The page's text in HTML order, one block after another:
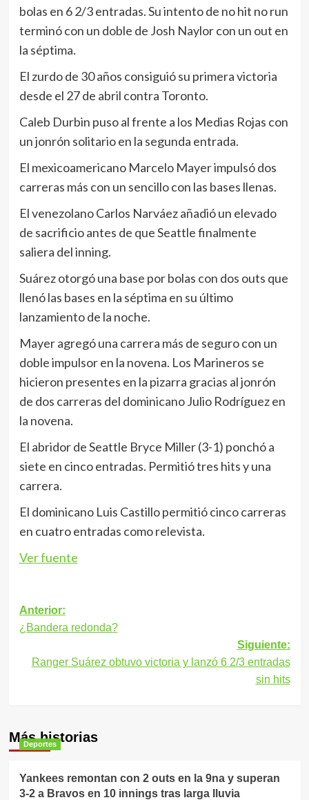
bolas en 6 2/3 entradas. Su intento de no hit no run
terminó con un doble de Josh Naylor con un out en
la séptima.
El zurdo de 30 años consiguió su primera victoria
desde el 27 de abril contra Toronto.
Caleb Durbin puso al frente a los Medias Rojas con
un jonrón solitario en la segunda entrada.
El mexicoamericano Marcelo Mayer impulsó dos
carreras más con un sencillo con las bases llenas.
El venezolano Carlos Narváez añadió un elevado
de sacrificio antes de que Seattle finalmente
saliera del inning.
Suárez otorgó una base por bolas con dos outs que
llenó las bases en la séptima en su último
lanzamiento de la noche.
Mayer agregó una carrera más de seguro con un
doble impulsor en la novena. Los Marineros se
hicieron presentes en la pizarra gracias al jonrón
de dos carreras del dominicano Julio Rodríguez en
la novena.
El abridor de Seattle Bryce Miller (3-1) ponchó a
siete en cinco entradas. Permitió tres hits y una
carrera.
El dominicano Luis Castillo permitió cinco carreras
en cuatro entradas como relevista.
Ver fuente
Navegación
de
entradas
Anterior:
¿Bandera redonda?
Siguiente:
Ranger Suárez obtuvo victoria y lanzó 6 2/3 entradas
sin hits
Más historias
Deportes
Yankees remontan con 2 outs en la 9na y superan
3-2 a Bravos en 10 innings tras larga lluvia